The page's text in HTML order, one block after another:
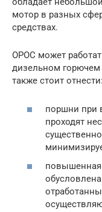
мотор в разных
средствах.
ОРОС может
дизельном горючем
также стоит отнести:
поршни при
проходят
повышенная